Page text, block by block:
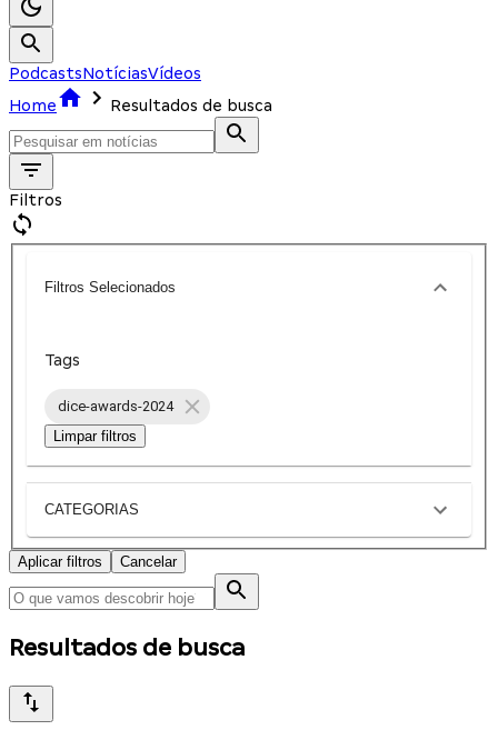
PodcastsNotíciasVídeos
Home
Resultados de busca
Filtros
Filtros Selecionados
Tags
dice-awards-2024
Limpar filtros
CATEGORIAS
Aplicar filtros Cancelar
Resultados de busca